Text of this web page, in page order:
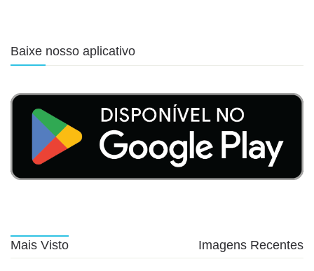
Baixe nosso aplicativo
Mais Visto Imagens Recentes